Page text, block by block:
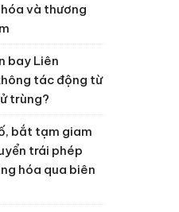
và thương
bay Liên
tác động từ
trùng?
bắt tạm giam
trái phép
hóa qua biên